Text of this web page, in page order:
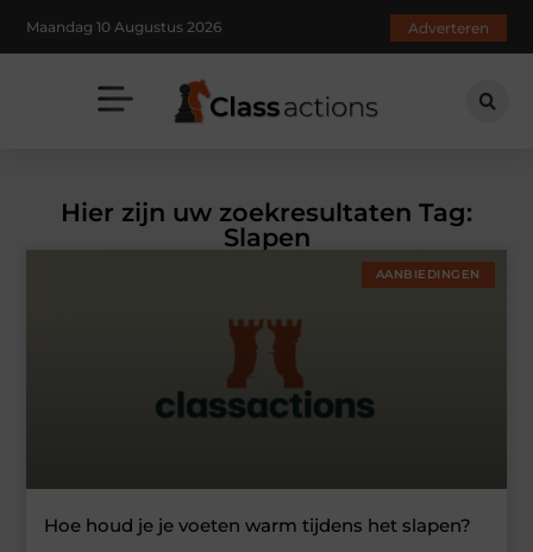
Maandag 10 Augustus 2026 Adverteren
Hier zijn uw zoekresultaten Tag:
Slapen
AANBIEDINGEN
Hoe houd je je voeten warm tijdens het slapen?